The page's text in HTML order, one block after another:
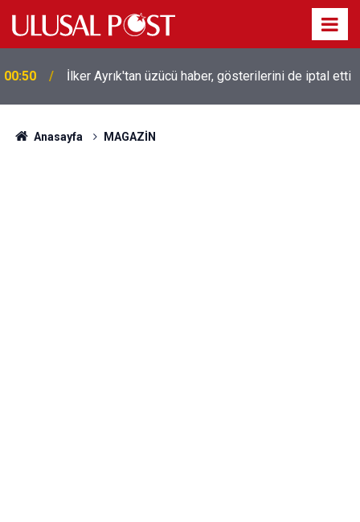
00:39
Liverpool efsanesi Mısırlı yıldız Mohamed Salah
Trabzonspor ile anlaştı! Yarın geliyor
Anasayfa MAGAZİN